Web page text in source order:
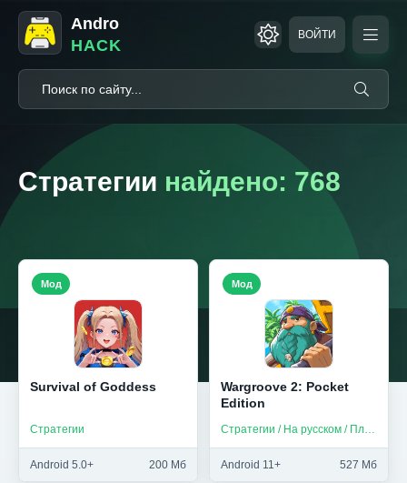
Andro
HACK
ВОЙТИ
Стратегии найдено: 768
Survival of Goddess
Стратегии
Android 5.0+ 200 Мб
Мод
Wargroove 2: Pocket
Edition
Стратегии / На русском / Платные
Android 11+ 527 Мб
Мод